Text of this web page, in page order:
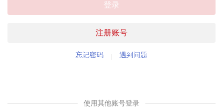
注册账号
登录
忘记密码 遇到问题
使用其他账号登录